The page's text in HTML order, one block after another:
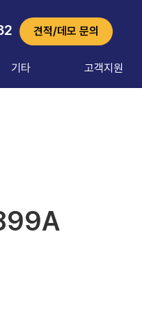
견적/데모 문의
기타 고객지원